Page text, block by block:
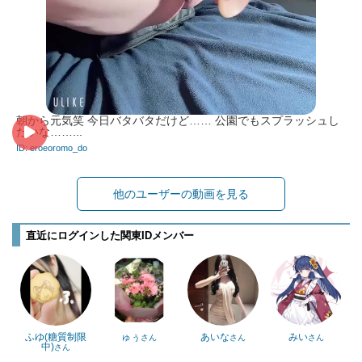
朝から元気笑 今日バタバタだけど…… 公園でもスプラッシュし
たいな……...
ID: eroeoromo_do
他のユーザーの動画を見る
直近にログインした関東IDメンバー
ふゆ(糖質制限
中)さん
ゅぅ さん あいなさん みいさん